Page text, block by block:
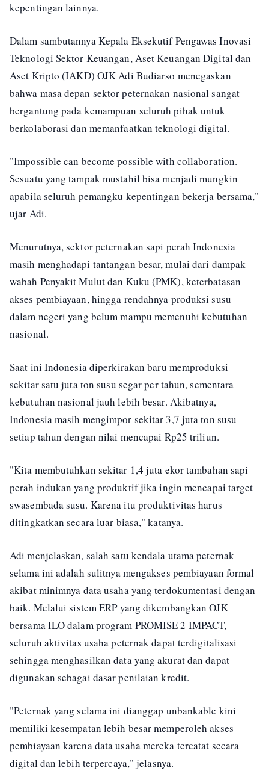
kepentingan lainnya.
Dalam sambutannya Kepala Eksekutif Pengawas Inovasi
Teknologi Sektor Keuangan, Aset Keuangan Digital dan
Aset Kripto (IAKD) OJK Adi Budiarso menegaskan
bahwa masa depan sektor peternakan nasional sangat
bergantung pada kemampuan seluruh pihak untuk
berkolaborasi dan memanfaatkan teknologi digital.
"Impossible can become possible with collaboration.
Sesuatu yang tampak mustahil bisa menjadi mungkin
apabila seluruh pemangku kepentingan bekerja bersama,"
ujar Adi.
Menurutnya, sektor peternakan sapi perah Indonesia
masih menghadapi tantangan besar, mulai dari dampak
wabah Penyakit Mulut dan Kuku (PMK), keterbatasan
akses pembiayaan, hingga rendahnya produksi susu
dalam negeri yang belum mampu memenuhi kebutuhan
nasional.
Saat ini Indonesia diperkirakan baru memproduksi
sekitar satu juta ton susu segar per tahun, sementara
kebutuhan nasional jauh lebih besar. Akibatnya,
Indonesia masih mengimpor sekitar 3,7 juta ton susu
setiap tahun dengan nilai mencapai Rp25 triliun.
"Kita membutuhkan sekitar 1,4 juta ekor tambahan sapi
perah indukan yang produktif jika ingin mencapai target
swasembada susu. Karena itu produktivitas harus
ditingkatkan secara luar biasa," katanya.
Adi menjelaskan, salah satu kendala utama peternak
selama ini adalah sulitnya mengakses pembiayaan formal
akibat minimnya data usaha yang terdokumentasi dengan
baik. Melalui sistem ERP yang dikembangkan OJK
bersama ILO dalam program PROMISE 2 IMPACT,
seluruh aktivitas usaha peternak dapat terdigitalisasi
sehingga menghasilkan data yang akurat dan dapat
digunakan sebagai dasar penilaian kredit.
"Peternak yang selama ini dianggap unbankable kini
memiliki kesempatan lebih besar memperoleh akses
pembiayaan karena data usaha mereka tercatat secara
digital dan lebih terpercaya," jelasnya.